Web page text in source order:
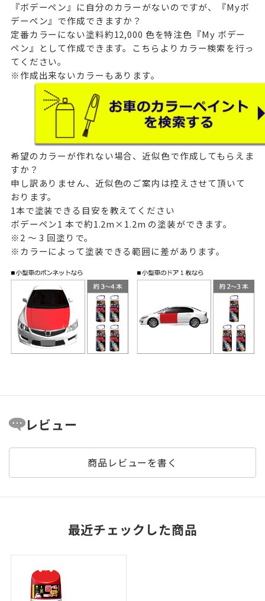
『ボデーペン』に自分のカラーがないのですが、『Myボ
デーペン』で作成できますか？
定番カラーにない塗料約12,000 色を特注色『My ボデー
ペン』として作成できます。 こちら よりカラー検索を行っ
てください。
※作成出来ないカラーもあります。
希望のカラーが作れない場合、近似色で作成してもらえま
すか？
申し訳ありません、近似色のご案内は控えさせて頂いて
おります。
1本で塗装できる目安を教えてください
ボデーペン1 本で約1.2m×1.2m の塗装ができます。
※2 ～ 3 回塗りで。
※カラーによって塗装できる範囲に差があります。
レビュー
商品レビューを書く
最近チェックした商品